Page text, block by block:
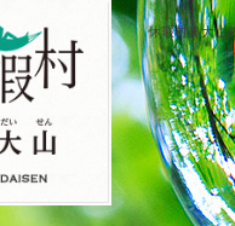
休暇村奥大山